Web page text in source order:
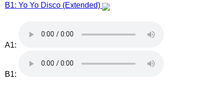
B1: Yo Yo Disco (Extended)
A1:
B1: